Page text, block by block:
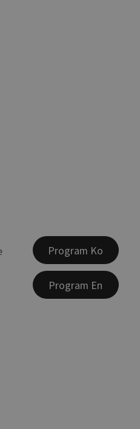
Program Ko
Program En